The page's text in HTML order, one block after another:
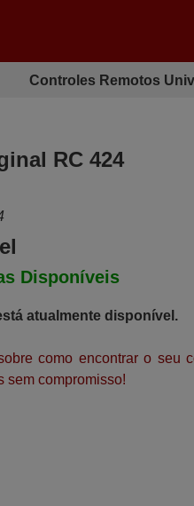
Controles Remotos
RC 424
Disponíveis
atualmente disponível.
como encontrar o seu
sem compromisso!